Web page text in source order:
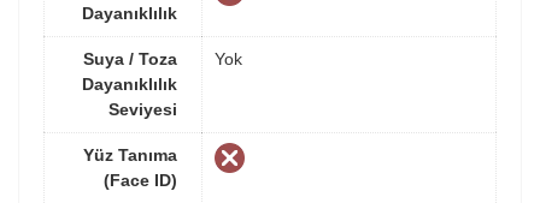
Dayanıklılık
Suya / Toza
Dayanıklılık
Seviyesi
Yok
Yüz Tanıma
(Face ID)